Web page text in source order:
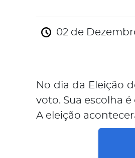
02 de
No dia da Eleição
voto. Sua escolha
A eleição